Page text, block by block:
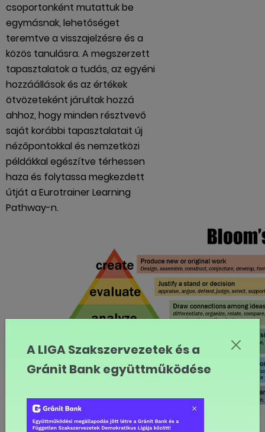
csoportonként mutattuk be
egymásnak, lehetőséget
teremtve a visszajelzésre és a
közös tanulásra. A megszerzett
tapasztalatok a tudás, az egyéni
hozzáállások és az értékek
ötvözeteként járultak hozzá
ahhoz, hogy minden résztvevő
saját korábbi tapasztalatait új
nézőpontokkal és nemzetközi
példákkal egészítve térhessen
haza és folytassa megkezdett
útját a Eurotrainer Learning
Pathway-n.
A LIGA Szakszervezetek és a
Gránit Bank együttműködése